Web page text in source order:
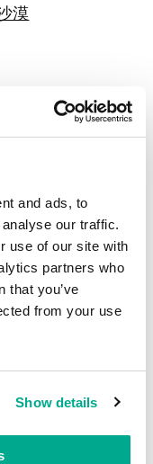
and ads, to
our traffic.
use of our site with
partners who
that you’ve
from your use
Show details
漠
最新赞助的项目